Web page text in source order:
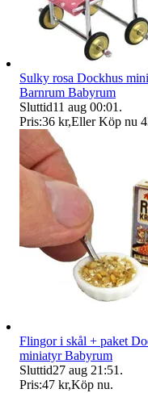
Sulky rosa Dockhus
Barnrum Babyrum
Sluttid11 aug 00:01 .
Pris:36 kr,Eller Köp nu
Flingor i skål + paket
miniatyr Babyrum
Sluttid27 aug 21:51 .
Pris:47 kr,Köp nu.